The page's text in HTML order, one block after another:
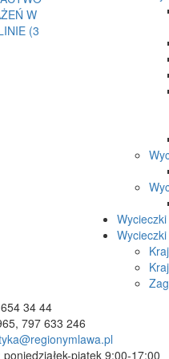
34 44
797 633 246
piątek 9:00-17:00